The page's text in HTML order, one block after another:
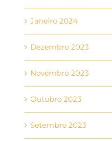
Janeiro 2024
Dezembro 2023
Novembro 2023
Outubro 2023
Setembro 2023